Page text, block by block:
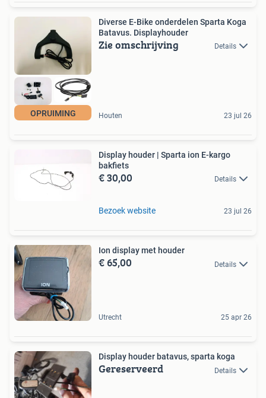
OPRUIMING
Diverse E-Bike onderdelen Sparta Koga
Batavus. Displayhouder
Zie omschrijving Details
Houten 23 jul 26
Display houder | Sparta ion E-kargo
bakfiets
€ 30,00 Details
Bezoek website 23 jul 26
Ion display met houder
€ 65,00 Details
Utrecht 25 apr 26
Display houder batavus, sparta koga
Gereserveerd Details